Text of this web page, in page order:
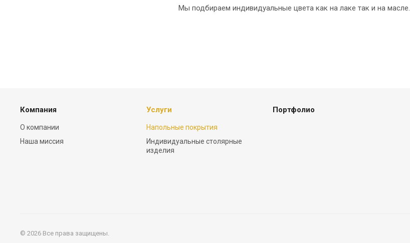
Мы подбираем индивидуальные цвета как на лаке так и на масле.
Компания
О компании
Наша миссия
Услуги
Напольные покрытия
Индивидуальные столярные
изделия
Портфолио
© 2026 Все права защищены.